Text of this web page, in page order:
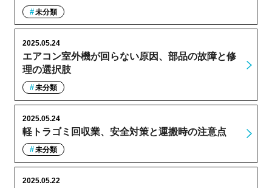
未分類
エアコン室外機が回らない原因、部品の故障と修
理の選択肢
2025.05.24
未分類
軽トラゴミ回収業、安全対策と運搬時の注意点
2025.05.24
未分類
2025.05.22